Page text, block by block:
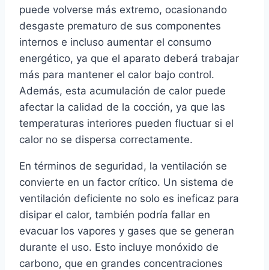
puede volverse más extremo, ocasionando
desgaste prematuro de sus componentes
internos e incluso aumentar el consumo
energético, ya que el aparato deberá trabajar
más para mantener el calor bajo control.
Además, esta acumulación de calor puede
afectar la calidad de la cocción, ya que las
temperaturas interiores pueden fluctuar si el
calor no se dispersa correctamente.
En términos de seguridad, la ventilación se
convierte en un factor crítico. Un sistema de
ventilación deficiente no solo es ineficaz para
disipar el calor, también podría fallar en
evacuar los vapores y gases que se generan
durante el uso. Esto incluye monóxido de
carbono, que en grandes concentraciones